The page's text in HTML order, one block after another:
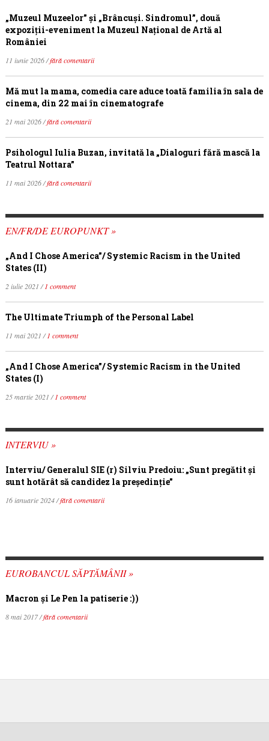
„Muzeul Muzeelor” și „Brâncuși. Sindromul”, două
expoziții-eveniment la Muzeul Național de Artă al
României
11 iunie 2026 /fără comentarii
Mă mut la mama, comedia care aduce toată familia în sala de
cinema, din 22 mai în cinematografe
21 mai 2026 /fără comentarii
Psihologul Iulia Buzan, invitată la „Dialoguri fără mască la
Teatrul Nottara”
11 mai 2026 /fără comentarii
EN/FR/DE EUROPUNKT »
„And I Chose America”/ Systemic Racism in the United
States (II)
2 iulie 2021 /1 comment
The Ultimate Triumph of the Personal Label
11 mai 2021 /1 comment
„And I Chose America”/ Systemic Racism in the United
States (I)
25 martie 2021 /1 comment
INTERVIU »
Interviu/ Generalul SIE (r) Silviu Predoiu: „Sunt pregătit și
sunt hotărât să candidez la președinție”
16 ianuarie 2024 /fără comentarii
EUROBANCUL SĂPTĂMÂNII »
Macron şi Le Pen la patiserie :))
8 mai 2017 /fără comentarii